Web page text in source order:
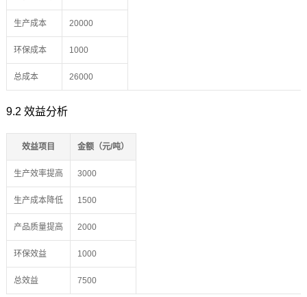
生产成本 20000
环保成本 1000
总成本 26000
9.2 效益分析
效益项目 金额（元/吨）
生产效率提高 3000
生产成本降低 1500
产品质量提高 2000
环保效益 1000
总效益 7500